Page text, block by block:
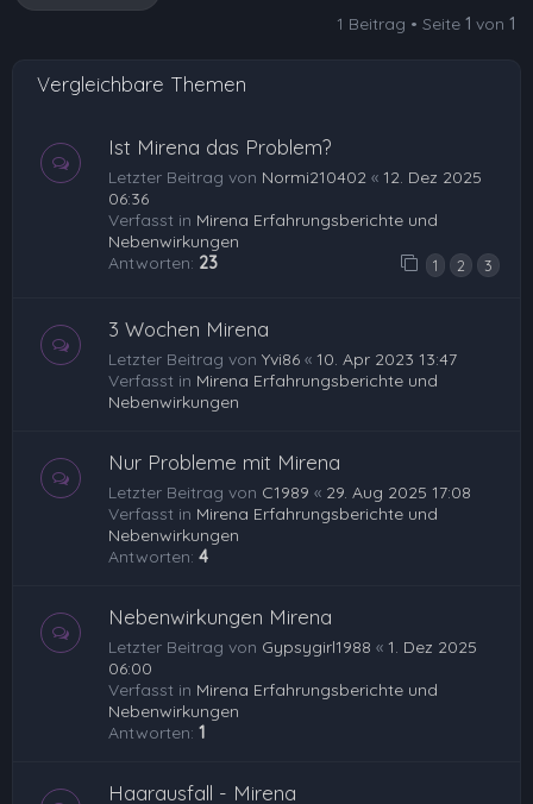
1 Beitrag • Seite 1 von 1
Vergleichbare Themen
Ist Mirena das Problem?
Letzter Beitrag von Normi210402 « 12. Dez 2025
06:36
Verfasst in Mirena Erfahrungsberichte und
Nebenwirkungen
Antworten: 23 1 2 3
3 Wochen Mirena
Letzter Beitrag von Yvi86 « 10. Apr 2023 13:47
Verfasst in Mirena Erfahrungsberichte und
Nebenwirkungen
Nur Probleme mit Mirena
Letzter Beitrag von C1989 « 29. Aug 2025 17:08
Verfasst in Mirena Erfahrungsberichte und
Nebenwirkungen
Antworten: 4
Nebenwirkungen Mirena
Letzter Beitrag von Gypsygirl1988 « 1. Dez 2025
06:00
Verfasst in Mirena Erfahrungsberichte und
Nebenwirkungen
Antworten: 1
Haarausfall - Mirena